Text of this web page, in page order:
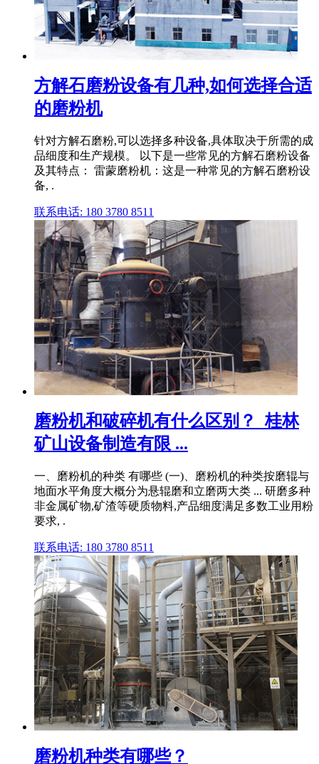
方解石磨粉设备有几种,如何选择合适
的磨粉机
针对方解石磨粉,可以选择多种设备,具体取决于所需的成
品细度和生产规模。 以下是一些常见的方解石磨粉设备
及其特点： 雷蒙磨粉机：这是一种常见的方解石磨粉设
备, .
联系电话: 180 3780 8511
磨粉机和破碎机有什么区别？_桂林
矿山设备制造有限 ...
一、磨粉机的种类 有哪些 (一)、磨粉机的种类按磨辊与
地面水平角度大概分为悬辊磨和立磨两大类 ... 研磨多种
非金属矿物,矿渣等硬质物料,产品细度满足多数工业用粉
要求, .
联系电话: 180 3780 8511
磨粉机种类有哪些？